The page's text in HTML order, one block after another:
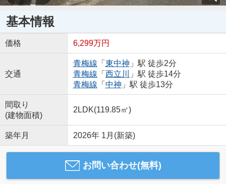
基本情報
価格 6,299万円
交通
青梅線 「 東中神 」駅 徒歩2分
青梅線 「 西立川
」駅 徒歩14分
青梅線 「 中神 」駅 徒歩13分
間取り
(建物面積)
2LDK(119.85㎡)
築年月 2026年 1月(新築)
お問い合わせ(無料)